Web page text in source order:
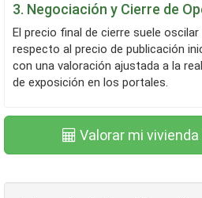
3. Negociación y Cierre de
El precio final de cierre suele oscilar entre un 5% y un 10%
respecto al precio de publicación
con una valoración ajustada a la
de exposición en los portales.
Valorar mi